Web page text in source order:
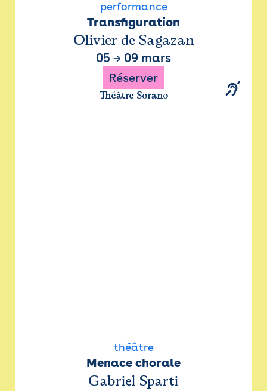
performance
Transfiguration
Olivier de Sagazan
05 → 09 mars
Réserver
Théâtre Sorano
théâtre
Menace chorale
Gabriel Sparti